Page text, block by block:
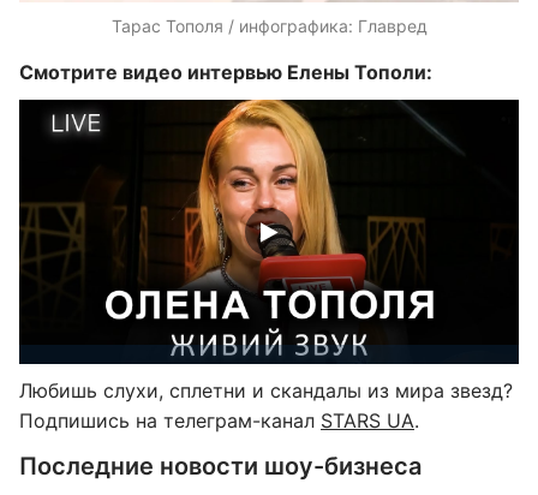
Тарас Тополя / инфографика: Главред
Смотрите видео интервью Елены Тополи:
Любишь слухи, сплетни и скандалы из мира звезд?
Подпишись на телеграм-канал STARS UA.
Последние новости шоу-бизнеса